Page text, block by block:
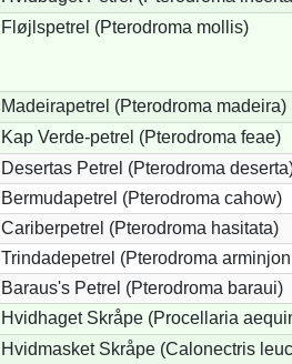
Fløjlspetrel (Pterodroma mollis)
Madeirapetrel (Pterodroma madeira)
Kap Verde-petrel (Pterodroma feae)
Desertas Petrel (Pterodroma
Bermudapetrel (Pterodroma cahow)
Cariberpetrel (Pterodroma hasitata)
Trindadepetrel (Pterodroma
Baraus's Petrel (Pterodroma baraui)
Hvidhaget Skråpe (Procellaria
Hvidmasket Skråpe (Calonectris